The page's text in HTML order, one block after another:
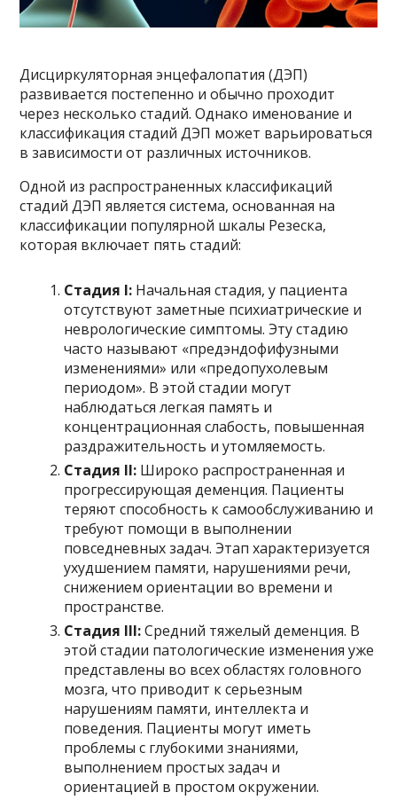
Дисциркуляторная энцефалопатия (ДЭП)
развивается постепенно и обычно проходит
через несколько стадий. Однако именование и
классификация стадий ДЭП может варьироваться
в зависимости от различных источников.
Одной из распространенных классификаций
стадий ДЭП является система, основанная на
классификации популярной шкалы Резеска,
которая включает пять стадий:
Стадия I: Начальная стадия, у пациента
отсутствуют заметные психиатрические и
неврологические симптомы. Эту стадию
часто называют «предэндофифузными
изменениями» или «предопухолевым
периодом». В этой стадии могут
наблюдаться легкая память и
концентрационная слабость, повышенная
раздражительность и утомляемость.
Стадия II: Широко распространенная и
прогрессирующая деменция. Пациенты
теряют способность к самообслуживанию и
требуют помощи в выполнении
повседневных задач. Этап характеризуется
ухудшением памяти, нарушениями речи,
снижением ориентации во времени и
пространстве.
Стадия III:Средний тяжелый деменция. В
этой стадии патологические изменения уже
представлены во всех областях головного
мозга, что приводит к серьезным
нарушениям памяти, интеллекта и
поведения. Пациенты могут иметь
проблемы с глубокими знаниями,
выполнением простых задач и
ориентацией в простом окружении.